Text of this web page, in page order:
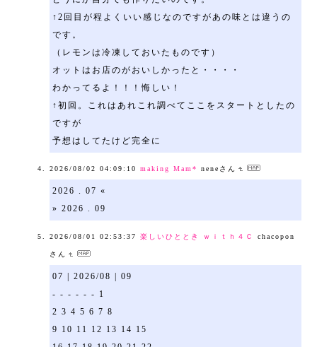
↑2回目が程よくいい感じなのですがあの味とは違うの
です。
（レモンは冷凍しておいたものです）
オットはお店のがおいしかったと・・・・
わかってるよ！！！悔しい！
↑初回。これはあれこれ調べてここをスタートとしたの
ですが
予想はしてたけど完全に
2026/08/02 04:09:10 making Mam* neneさん
2026 . 07 «
» 2026 . 09
2026/08/01 02:53:37 楽しいひととき ｗｉｔｈ４Ｃ chacopon
さん
07 | 2026/08 | 09
- - - - - - 1
2 3 4 5 6 7 8
9 10 11 12 13 14 15